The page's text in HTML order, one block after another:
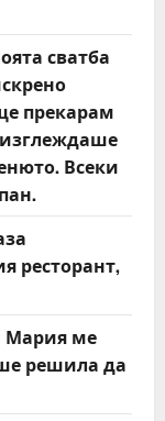
сватба
прекарам
Всеки
ресторант,
Мария ме
решила да